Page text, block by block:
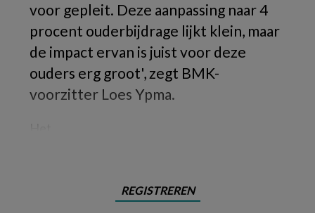
voor gepleit. Deze aanpassing naar 4
procent ouderbijdrage lijkt klein, maar
de impact ervan is juist voor deze
ouders erg groot', zegt BMK-
voorzitter Loes Ypma.
REGISTREREN